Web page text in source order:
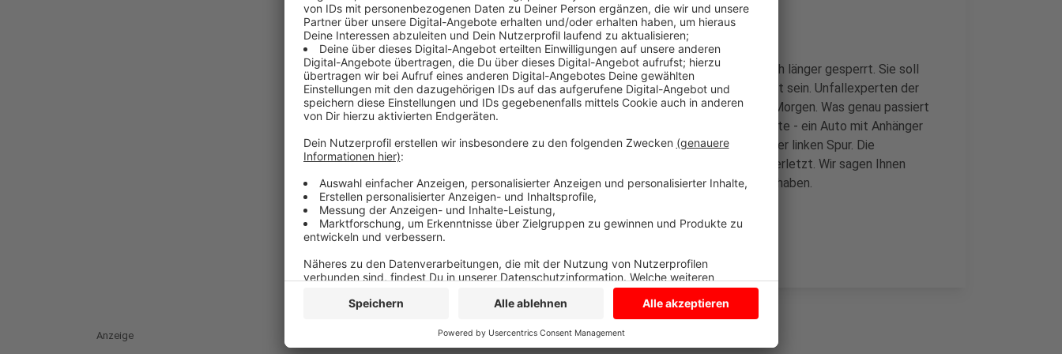
Anzeige
Die A43 zwischen Nottuln und Dülmen-Nord bleibt auch doch noch länger gesperrt. Sie soll
jetzt bis voraussichtlich heute Mittag in Richtung Ruhrgebiet dicht sein. Unfallexperten der
Polizei sichern weiter Spuren nach einem schweren Unfall heute Morgen. Was genau passiert
ist, klären sie noch. Ein Bulli liegt auf dem Grünstreifen auf der Seite - ein Auto mit Anhänger
auf dem ein Minibagger geladen war steht stark beschädigt auf der linken Spur. Die
Autofahrerin wurde bei dem Unfall schwer, der Bullifahrer leicht verletzt. Wir sagen Ihnen
Bescheid, sobald es etwas Neues gibt und Sie wieder freie Fahrt haben.
Anzeige
Anzeige